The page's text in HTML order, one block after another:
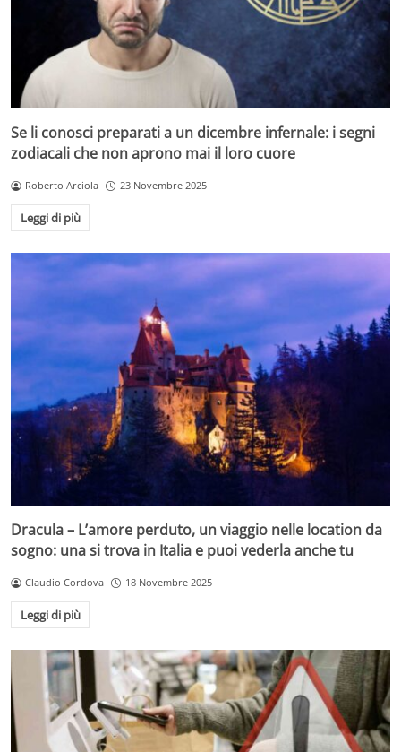
Se li conosci preparati a un dicembre infernale: i segni
zodiacali che non aprono mai il loro cuore
Roberto Arciola 23 Novembre 2025
Leggi di più
Dracula – L’amore perduto, un viaggio nelle location da
sogno: una si trova in Italia e puoi vederla anche tu
Claudio Cordova 18 Novembre 2025
Leggi di più